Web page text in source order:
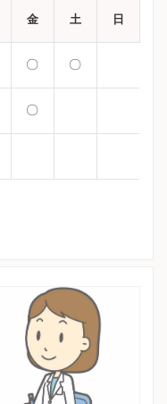
金 土 日
〇 〇
〇